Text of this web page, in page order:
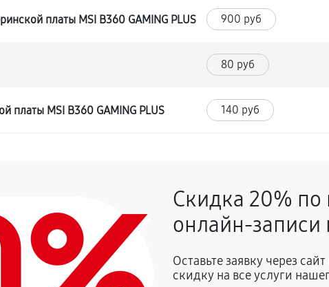
платы MSI B360 GAMING PLUS 900 руб
80 руб
платы MSI B360 GAMING PLUS 140 руб
Скидка 20% по
онлайн-записи
Оставьте заявку через
скидку на все услуги